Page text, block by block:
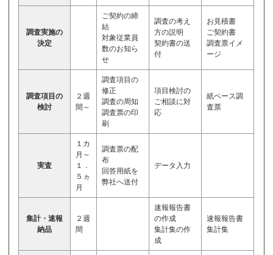
調査実施の
決定
ご契約の締
結
対象従業員
数のお知ら
せ
調査の考え
方の説明
契約書の送
付
お見積書
ご契約書
調査票イメ
ージ
調査項目の
検討
２週
間～
調査項目の
修正
調査の周知
調査票の印
刷
項目検討の
ご相談に対
応
紙ベース調
査票
実査
１カ
月～
１．
５ヵ
月
調査票の配
布
回答用紙を
弊社へ送付
データ入力
集計・速報
納品
２週
間
速報報告書
の作成
集計集の作
成
速報報告書
集計集